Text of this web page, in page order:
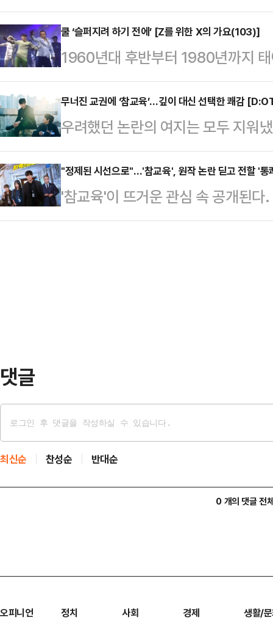
차가원·MC몽, 'PD수첩' 의혹에 반
'PD수첩'이 원헌드레드 차가원 회
룬 방송을 내보내자 당사자들이 법
은 방송에 앞서 서울서부지법에
신청을 제기했습니다. 차 회장 측은
내용으로 명예가 훼손됐다고 주장
및 …
쿨 ‘슬퍼지려 하기 전에’ [Z를 위한 X의 가요(103)]
1960년대 후반부터 1980년까지 태
모토인 기존 세대와 달리 ‘소비’를
경제적 풍요 속에서 자라나면서 개
이름처럼 아날로그 시대에 성장해
만큼 수용할 수 있는 문화의 폭도
주역으로 꼽히는데, 이들이 향유했
탕으로 Z세대에게 소개합니다. <
무너진 교권에 ‘참교육’…깊이 대신 선택한 쾌감
우려했던 논란의 여지는 모두 지워
독자들의 비판을 받은 동명의 웹툰
걷어내고, ‘교권 침해 문제’라는 시
는 높다. 공감 가는 소재와 메시지
만들어지는 카타르시스가 분명하
"정제된 시선으로"…'참교육', 원작 논란 딛고 전할 '
'참교육'이 뜨거운 관심 속 공개된
메시지를 대중에게 전달할 수 있을
댓글
최신순 찬성순 반대순
0 개의 댓글 전
오피니언 정치 사회 경제 생활/